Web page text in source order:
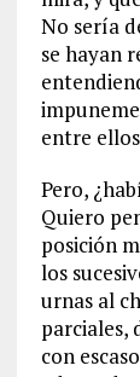
No sería
se hayan
entre
Pero,
Quiero
posición
los
urnas al
parciales,
con